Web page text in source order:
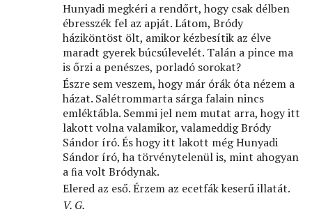
Hunyadi megkéri a rendőrt, hogy csak délben
ébresszék fel az apját. Látom, Bródy
háziköntöst ölt, amikor kézbesítik az élve
maradt gyerek búcsúlevelét. Talán a pince ma
is őrzi a penészes, porladó sorokat?
Észre sem veszem, hogy már órák óta nézem a
házat. Salétrommarta sárga falain nincs
emléktábla. Semmi jel nem mutat arra, hogy itt
lakott volna valamikor, valameddig Bródy
Sándor író. És hogy itt lakott még Hunyadi
Sándor író, ha törvénytelenül is, mint ahogyan
a ﬁa volt Bródynak.
Elered az eső. Érzem az ecetfák keserű illatát.
V. G.